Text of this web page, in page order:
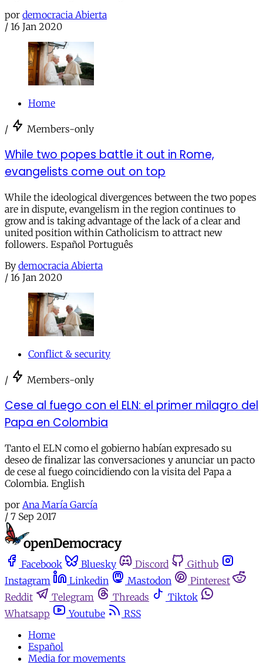
por democracia Abierta
/ 16 Jan 2020
Home
/ Members-only
While two popes battle it out in Rome,
evangelists come out on top
While the ideological divergences between the two popes
are in dispute, evangelism in the region continues to
grow and is taking advantage of the lack of a clear and
united position within Catholicism to attract new
followers. Español Português
By democracia Abierta
/ 16 Jan 2020
Conflict & security
/ Members-only
Cese al fuego con el ELN: el primer milagro del
Papa en Colombia
Tanto el ELN como el gobierno habían expresado su
deseo de finalizar las conversaciones y anunciar un pacto
de cese al fuego coincidiendo con la visita del Papa a
Colombia. English
por Ana María García
/ 7 Sep 2017
Facebook Bluesky Discord
Github
Instagram
Linkedin Mastodon
Pinterest
Reddit
Telegram Threads
Tiktok
Whatsapp
Youtube
RSS
Home
Español
Media for movements